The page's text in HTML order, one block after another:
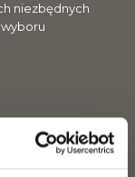
niezbędnych